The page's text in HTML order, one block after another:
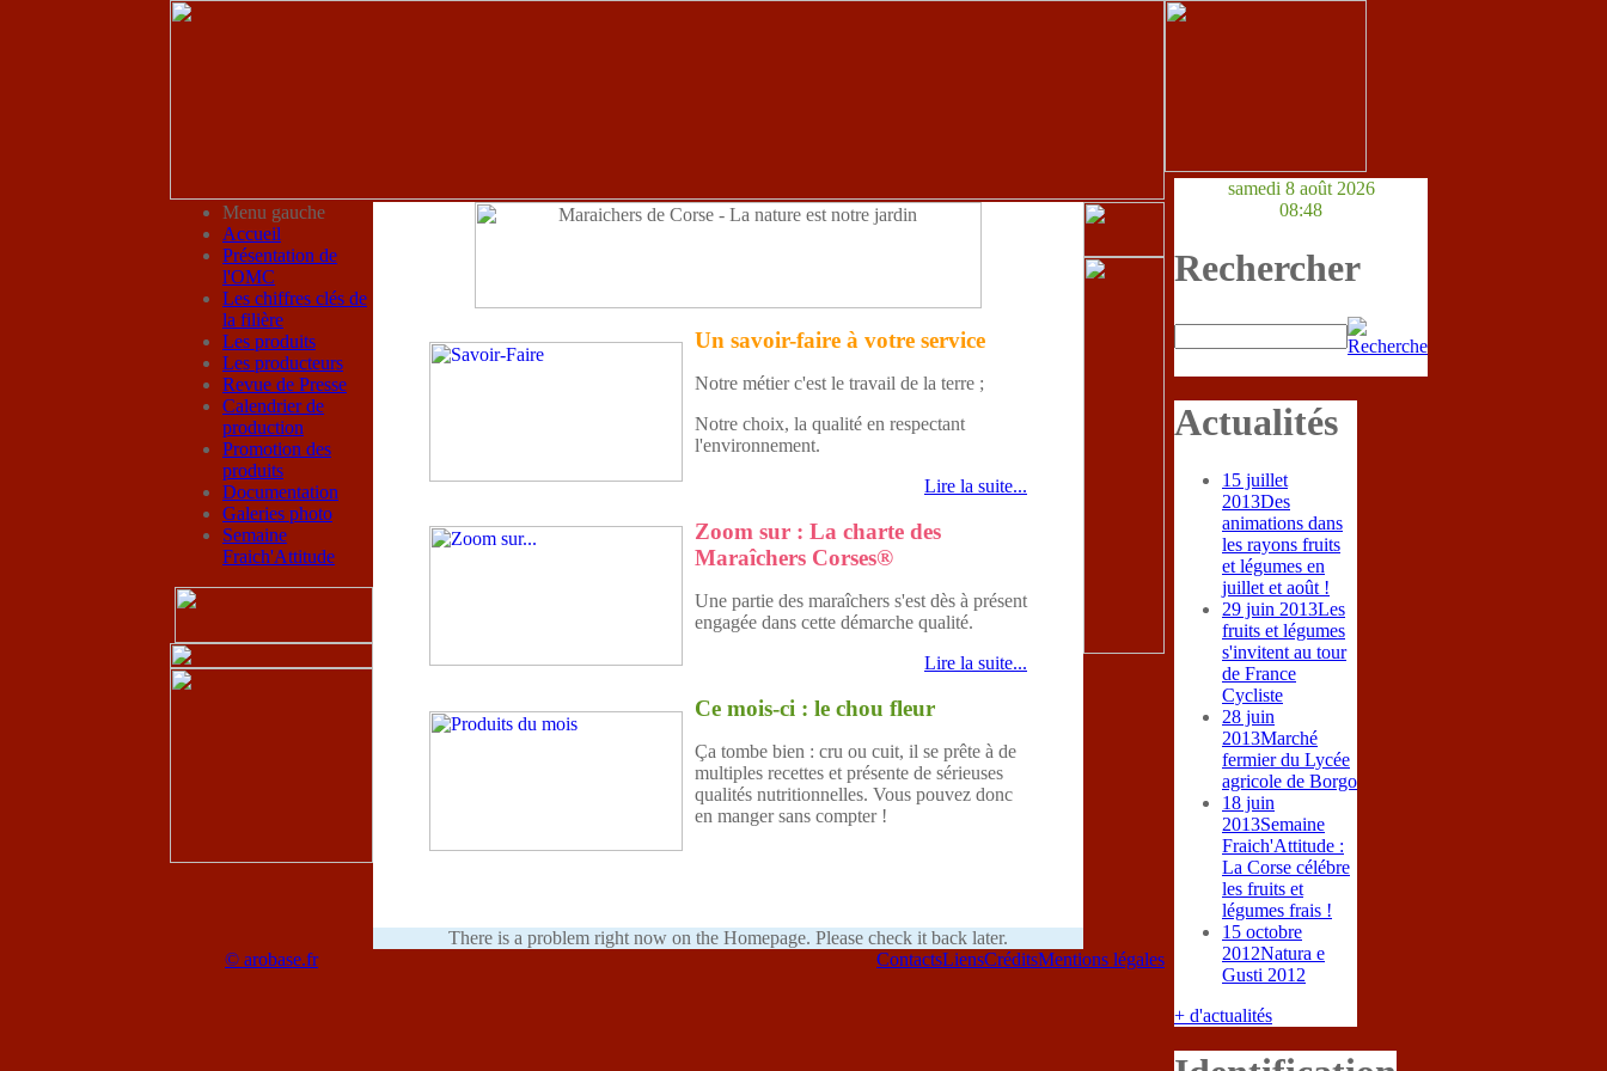
Menu gauche
Accueil
Présentation de
l'OMC
Les chiffres clés de
la filière
Les produits
Les producteurs
Revue de Presse
Calendrier de
production
Promotion des
produits
Documentation
Galeries photo
Semaine
Fraich'Attitude
Un savoir-faire à votre service
Notre métier c'est le travail de la terre ;
Notre choix, la qualité en respectant
l'environnement.
Lire la suite...
Zoom sur : La charte des
Maraîchers Corses®
Une partie des maraîchers s'est dès à présent
engagée dans cette démarche qualité.
Lire la suite...
Ce mois-ci : le chou fleur
Ça tombe bien : cru ou cuit, il se prête à de
multiples recettes et présente de sérieuses
qualités nutritionnelles. Vous pouvez donc
en manger sans compter !
There is a problem right now on the Homepage. Please check it back later.
© arobase.fr
ContactsLiensCréditsMentions légales
samedi 8 août 2026
08:48
Rechercher
Actualités
15 juillet
2013Des
animations dans
les rayons fruits
et légumes en
juillet et août !
29 juin 2013Les
fruits et légumes
s'invitent au tour
de France
Cycliste
28 juin
2013Marché
fermier du Lycée
agricole de Borgo
18 juin
2013Semaine
Fraich'Attitude :
La Corse célébre
les fruits et
légumes frais !
15 octobre
2012Natura e
Gusti 2012
+ d'actualités